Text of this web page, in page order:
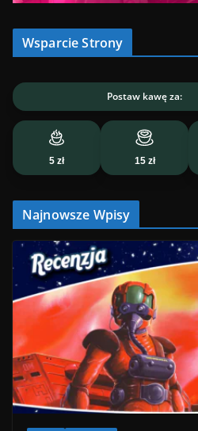
Wsparcie Strony
Postaw kawę za:
5 zł 15 zł
Najnowsze Wpisy